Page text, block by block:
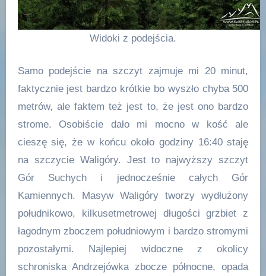
Widoki z podejścia.
Samo podejście na szczyt zajmuje mi 20 minut,
faktycznie jest bardzo krótkie bo wyszło chyba 500
metrów, ale faktem też jest to, że jest ono bardzo
strome. Osobiście dało mi mocno w kość ale
cieszę się, że w końcu około godziny 16:40 staję
na szczycie Waligóry. Jest to najwyższy szczyt
Gór Suchych i jednocześnie całych Gór
Kamiennych. Masyw Waligóry tworzy wydłużony
południkowo, kilkusetmetrowej długości grzbiet z
łagodnym zboczem południowym i bardzo stromymi
pozostałymi. Najlepiej widoczne z okolicy
schroniska Andrzejówka zbocze północne, opada